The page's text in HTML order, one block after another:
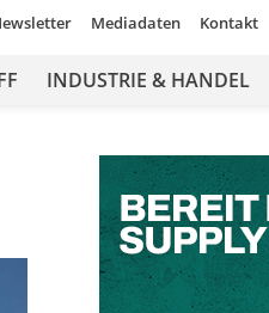
Mediadaten Kontakt
INDUSTRIE & HANDEL